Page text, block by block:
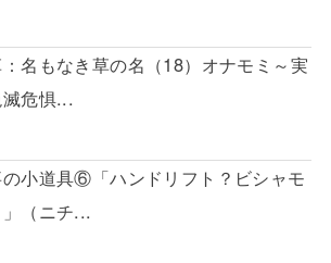
名もなき草の名（18）オナモミ～実
危惧...
小道具⑥「ハンドリフト？ビシャモ
（ニチ...